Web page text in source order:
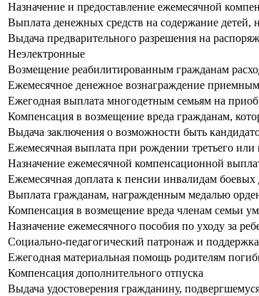
Назначение и предоставление ежемесячной
Выплата денежных средств на содержание детей,
Выдача предварительного разрешения на
Неэлектронные
Возмещение реабилитированным гражданам
Ежемесячное денежное вознаграждение
Ежегодная выплата многодетным семьям на
Компенсация в возмещение вреда гражданам,
Выдача заключения о возможности быть
Ежемесячная выплата при рождении третьего
Назначение ежемесячной компенсационной
Ежемесячная доплата к пенсии инвалидам
Выплата гражданам, награжденным медалью
Компенсация в возмещение вреда членам семьи
Назначение ежемесячного пособия по уходу за
Социально-педагогический патронаж и
Ежегодная материальная помощь родителям
Компенсация дополнительного отпуска
Выдача удостоверения гражданину,